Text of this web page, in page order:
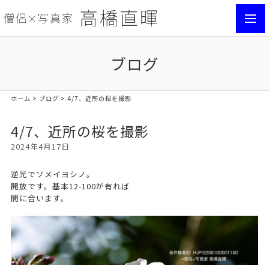
ブログ
ホーム > ブログ > 4/7、近所の桜を撮影
4/7、近所の桜を撮影
2024年4月17日
逆光でソメイヨシノ。
開放です。基本12-100が有れば
間に合います。